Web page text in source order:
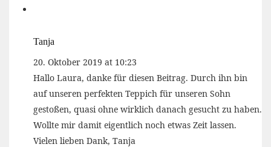
Tanja
20. Oktober 2019 at 10:23
Hallo Laura, danke für diesen Beitrag. Durch ihn bin
auf unseren perfekten Teppich für unseren Sohn
gestoßen, quasi ohne wirklich danach gesucht zu haben.
Wollte mir damit eigentlich noch etwas Zeit lassen.
Vielen lieben Dank, Tanja